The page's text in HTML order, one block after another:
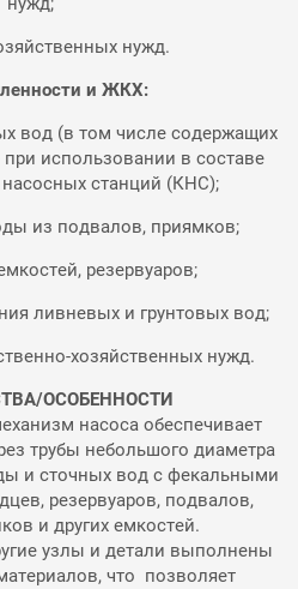
нужд.
и ЖКХ:
вод (в том числе содержащих
использовании в составе
станций (КНС);
из подвалов, приямков;
резервуаров;
ливневых и грунтовых вод;
хозяйственных нужд.
ОСОБЕННОСТИ
насоса обеспечивает
трубы небольшого диаметра
и сточных вод с фекальными
резервуаров, подвалов,
и других емкостей.
узлы и детали выполнены
что позволяет